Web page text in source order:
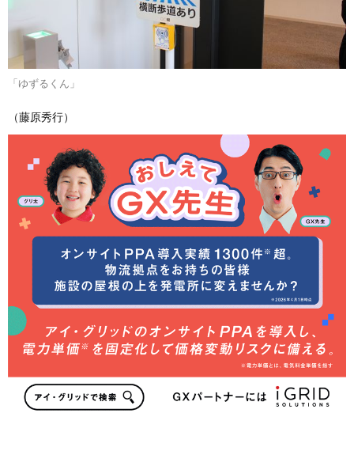
「ゆずるくん」
（藤原秀行）